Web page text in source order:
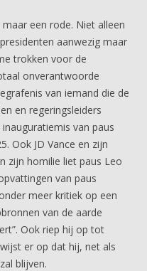
een rode. Niet alleen
aanwezig maar
trokken voor de
onverantwoorde
van iemand die de
en regeringsleiders
van paus
Ook JD Vance en zijn
zijn homilie liet paus Leo
van paus
meer kritiek op een
van de aarde
Ook riep hij op tot
er op dat hij, net als
blijven.